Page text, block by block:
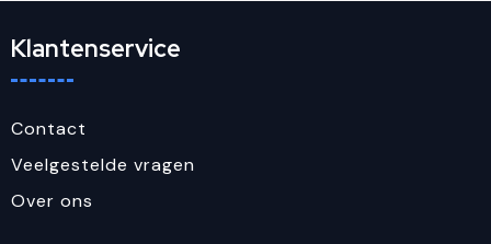
Klantenservice
Contact
Veelgestelde vragen
Over ons